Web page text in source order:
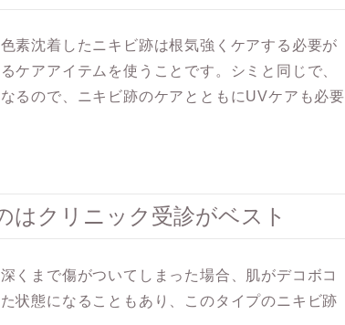
素沈着したニキビ跡は根気強くケアする必要が
ケアアイテムを使う ことです。シミと同じで、
るので、ニキビ跡のケアとともにUVケアも必要
はクリニック受診がベスト
くまで傷がついてしまった場合、肌がデコボコ
状態になることもあり、このタイプのニキビ跡